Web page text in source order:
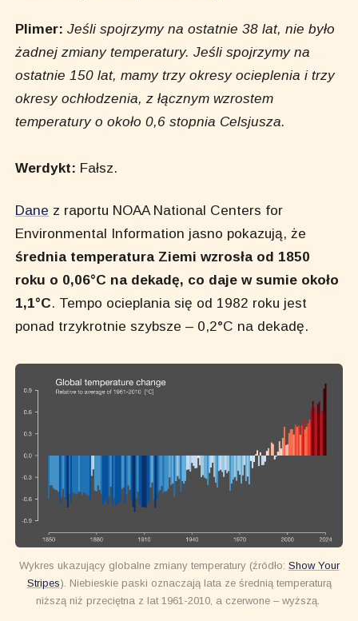
Plimer: Jeśli spojrzymy na ostatnie 38 lat, nie było
żadnej zmiany temperatury. Jeśli spojrzymy na
ostatnie 150 lat, mamy trzy okresy ocieplenia i trzy
okresy ochłodzenia, z łącznym wzrostem
temperatury o około 0,6 stopnia Celsjusza.
Werdykt: Fałsz.
Dane z raportu NOAA National Centers for
Environmental Information jasno pokazują, że
średnia temperatura Ziemi wzrosła od 1850
roku o 0,06°C na dekadę, co daje w sumie około
1,1°C. Tempo ocieplania się od 1982 roku jest
ponad trzykrotnie szybsze – 0,2°C na dekadę.
Wykres ukazujący globalne zmiany temperatury (źródło: Show Your
Stripes). Niebieskie paski oznaczają lata ze średnią temperaturą
niższą niż przeciętna z lat 1961-2010, a czerwone – wyższą.